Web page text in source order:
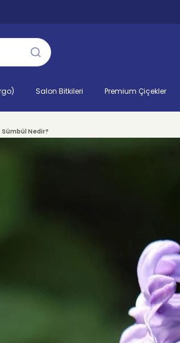
Salon Bitkileri Premium Çiçekler
Sümbül Nedir?